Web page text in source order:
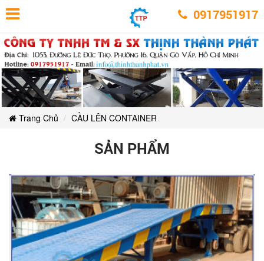
CẦU
LÊN
CONTAINER
CẦU
CONTAINER
CẦU
LÊN
CONTAINER
CẦU
LÊN
LÊN
CONTAINER
LÊN
CONTAINER 0917951917
Trang Chủ CẦU LÊN CONTAINER
SẢN PHẨM